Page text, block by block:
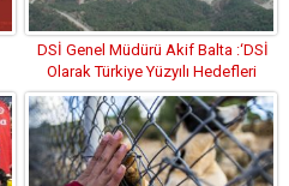
DSİ Genel Müdürü Akif Balta :‘DSİ
Olarak Türkiye Yüzyılı Hedefleri
Doğrultusunda Çalışıyoruz’